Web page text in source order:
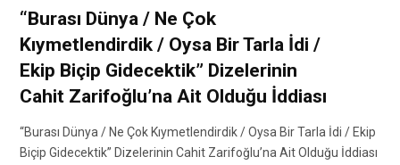
“Burası Dünya / Ne Çok
Kıymetlendirdik / Oysa Bir Tarla İdi /
Ekip Biçip Gidecektik” Dizelerinin
Cahit Zarifoğlu’na Ait Olduğu İddiası
“Burası Dünya / Ne Çok Kıymetlendirdik / Oysa Bir Tarla İdi / Ekip
Biçip Gidecektik” Dizelerinin Cahit Zarifoğlu’na Ait Olduğu İddiası